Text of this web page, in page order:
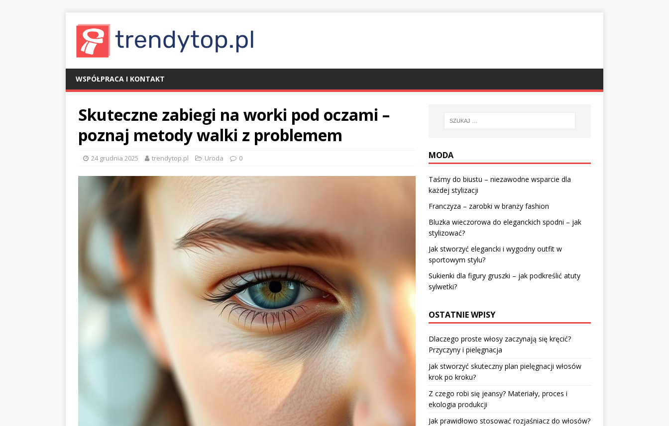
WSPÓŁPRACA I KONTAKT
Skuteczne zabiegi na worki pod oczami –
poznaj metody walki z problemem
24 grudnia 2025 trendytop.pl Uroda 0 MODA
Taśmy do biustu – niezawodne wsparcie dla
każdej stylizacji
Franczyza – zarobki w branży fashion
Bluzka wieczorowa do eleganckich spodni – jak
stylizować?
Jak stworzyć elegancki i wygodny outfit w
sportowym stylu?
Sukienki dla figury gruszki – jak podkreślić atuty
sylwetki?
OSTATNIE WPISY
Dlaczego proste włosy zaczynają się kręcić?
Przyczyny i pielęgnacja
Jak stworzyć skuteczny plan pielęgnacji włosów
krok po kroku?
Z czego robi się jeansy? Materiały, proces i
ekologia produkcji
Jak prawidłowo stosować rozjaśniacz do włosów?